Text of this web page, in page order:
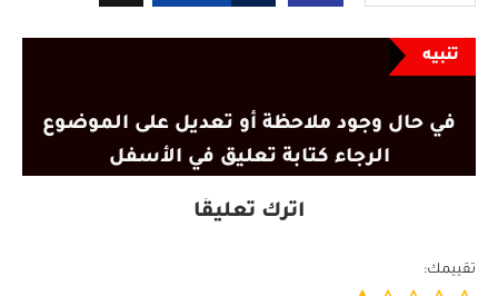
تنبيه
في حال وجود ملاحظة أو تعديل على الموضوع
الرجاء كتابة تعليق في الأسفل
اترك تعليقًا
تقييمك: